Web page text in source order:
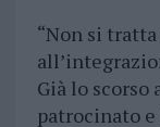
“Non si
Già lo scorso
patrocinato